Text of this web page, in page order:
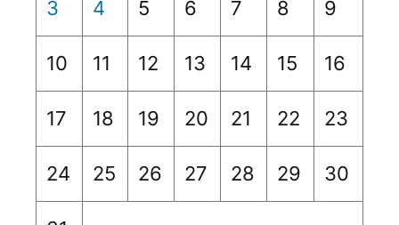
3 4 5 6 7 8 9
10 11 12 13 14 15 16
17 18 19 20 21 22 23
24 25 26 27 28 29 30